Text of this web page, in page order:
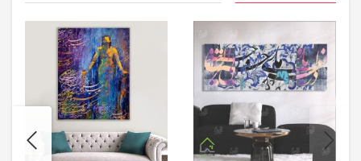
previus